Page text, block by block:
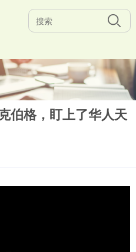
伯格，盯上了华人天